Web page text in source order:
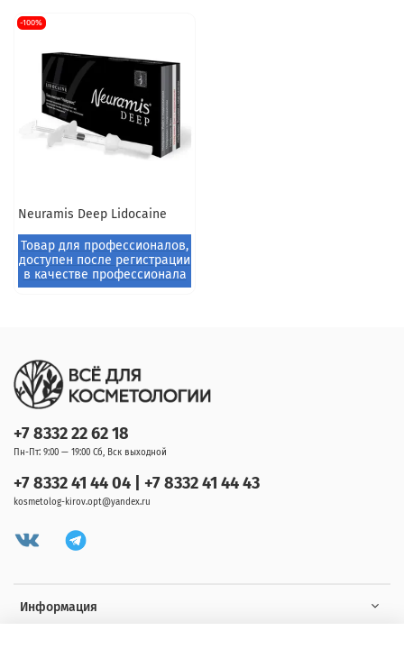
-100%
Neuramis Deep Lidocaine
Информация
+7 8332 22 62 18
Пн-Пт: 9:00 — 19:00 Сб, Вск выходной
+7 8332 41 44 04 | +7 8332 41 44 43
kosmetolog-kirov.opt@yandex.ru